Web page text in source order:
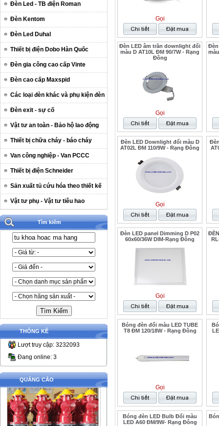
Đèn Led - TB điện Roman
Đèn Kentom
Đèn Led Duhal
Thiết bị điện Dobo Hàn Quốc
Đèn gia công cao cấp Vinte
Đèn cao cấp Maxspid
Các loại đèn khác và phụ kiện đèn
Đèn exit - sự cố
Vật tư an toàn - Bảo hộ lao động
Thiết bị chữa cháy - báo cháy
Van công nghiệp - Van PCCC
Thiết bị điện Schneider
Sản xuất tủ cứu hóa theo thiết kế
Vật tư phụ - Vật tư tiêu hao
Tìm kiếm
THỐNG KÊ
Lượt truy cập: 3232093
Đang online: 3
QUẢNG CÁO
Gọi
Đèn LED âm trần downlight đổi
màu D AT10L ĐM 90/7W - Rạng
Đông
Gọi
Đèn LED Downlight đổi màu D
AT02L ĐM 110/9W - Rạng Đông
Gọi
Đèn LED panel Dimming D P02
60x60/36W DIM-Rạng Đông
Gọi
Bóng đèn đổi màu LED TUBE
T8 ĐM 120/18W - Rạng Đông
Gọi
Bóng đèn LED Bulb Đổi màu
LED A60 ĐM/9W- Rạng Đông